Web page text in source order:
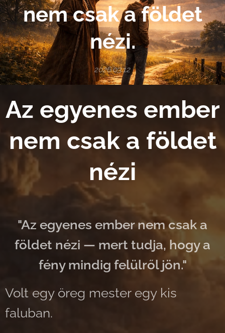
nem csak a földet
nézi.
2026.03.12
Az egyenes ember
nem csak a földet
nézi
"Az egyenes ember nem csak a
földet nézi — mert tudja, hogy a
fény mindig felülről jön."
Volt egy öreg mester egy kis
faluban.